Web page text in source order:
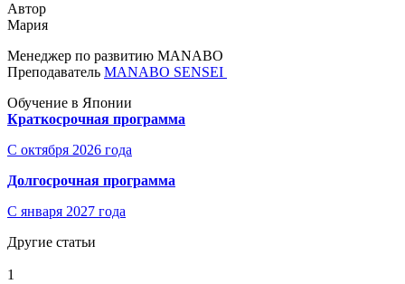
Автор
Мария
Менеджер по развитию MANABO
Преподаватель MANABO SENSEI
Обучение в Японии
Краткосрочная программа
С октября 2026 года
Долгосрочная программа
С января 2027 года
Другие статьи
1